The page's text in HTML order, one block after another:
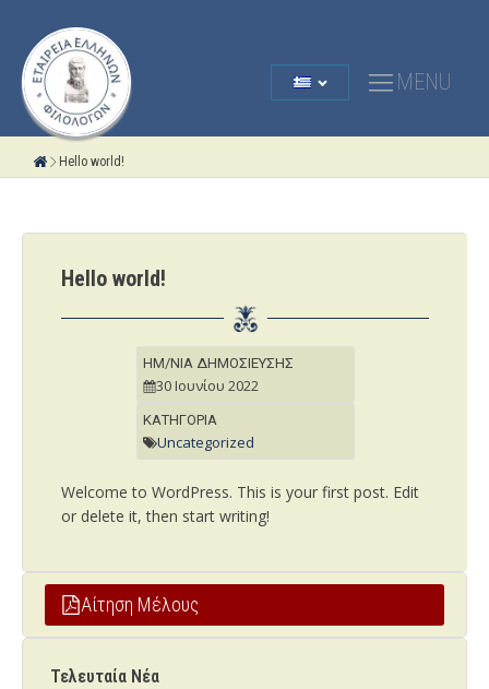
MENU
Hello world!
Hello world!
ΗΜ/ΝΙΑ ΔΗΜΟΣΙΕΥΣΗΣ
30 Ιουνίου 2022
ΚΑΤΗΓΟΡΙΑ
Uncategorized
Welcome to WordPress. This is your first post. Edit
or delete it, then start writing!
Αίτηση Μέλους
Τελευταία Νέα